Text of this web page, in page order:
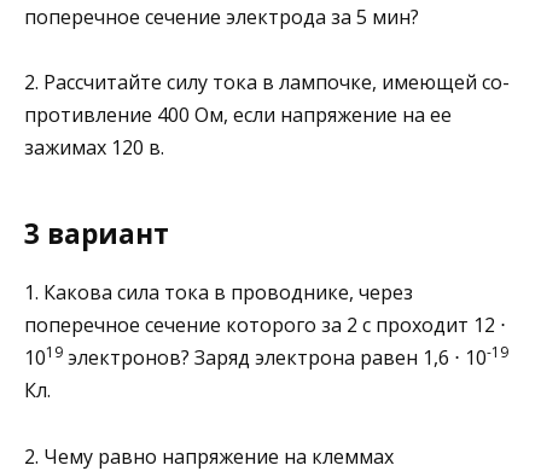
поперечное сечение электрода за 5 мин?
2. Рассчитайте силу тока в лампочке, имеющей со­
противление 400 Ом, если напряжение на ее
зажимах 120 в.
3 вариант
1. Какова сила тока в проводнике, через
поперечное сече­ние которого за 2 с проходит 12 ⋅
1019 электронов? Заряд электрона равен 1,6 ⋅ 10-19
Кл.
2. Чему равно напряжение на клеммах